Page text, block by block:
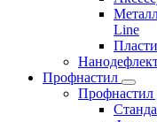
Line
Профнастил
Профнастил